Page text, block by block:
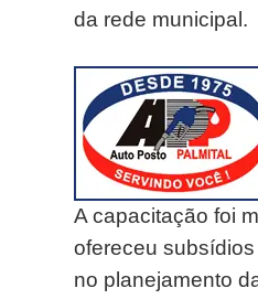
da rede municipal.
A capacitação foi
ofereceu
no planejamento